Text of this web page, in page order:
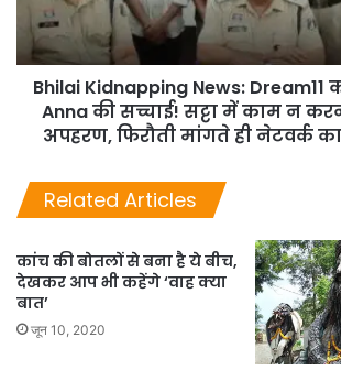
Bhilai Kidnapping News: Dream11
Anna की सच्चाई! सट्टा में काम न
अपहरण, फिरौती मांगते ही नेटवर्क
Related Articles
कांच की बोतलों से बना है ये बीच,
देखकर आप भी कहेंगे ‘वाह क्या
बात’
जून 10, 2020